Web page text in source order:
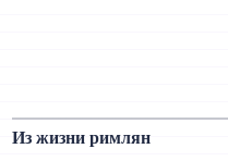
Из жизни римлян